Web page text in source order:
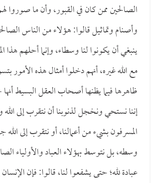
الصالحين ممن كان في القبور، وأن ما
وأصنام وتماثيل قالوا: هؤلاء من الناس
ينبغي أن يكونوا لنا وسطاء، وإنما أحلهم
مع الله غيره، أنهم دخلوا أمثال هذه الأمور
ظاهرها فيما يظنها أصحاب العقل البسيط
إننا نستحي ونخجل لذنوبنا أن نتقرب إلى
المسرفون بشيء من أعمالنا، أو نتقرب إلى
وسطه، بل نتوسط بهؤلاء العباد والأولياء
عبادة لله؛ حتى يشفعوا لنا، قالوا: فإن